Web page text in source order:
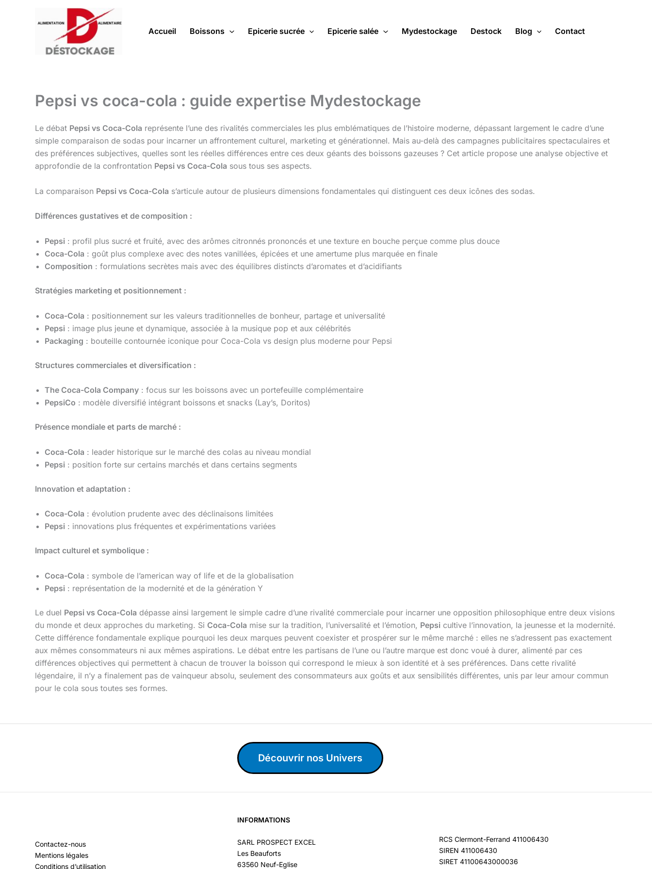
Accueil Boissons Epicerie sucrée Epicerie salée Mydestockage Destock Blog Contact
Pepsi vs coca-cola : guide expertise Mydestockage
Le débat Pepsi vs Coca-Cola représente l’une des rivalités commerciales les plus emblématiques de l’histoire moderne, dépassant largement le cadre d’une
simple comparaison de sodas pour incarner un affrontement culturel, marketing et générationnel. Mais au-delà des campagnes publicitaires spectaculaires et
des préférences subjectives, quelles sont les réelles différences entre ces deux géants des boissons gazeuses ? Cet article propose une analyse objective et
approfondie de la confrontation Pepsi vs Coca-Cola sous tous ses aspects.
La comparaison Pepsi vs Coca-Cola s’articule autour de plusieurs dimensions fondamentales qui distinguent ces deux icônes des sodas.
Différences gustatives et de composition :
Pepsi : profil plus sucré et fruité, avec des arômes citronnés prononcés et une texture en bouche perçue comme plus douce
Coca-Cola : goût plus complexe avec des notes vanillées, épicées et une amertume plus marquée en finale
Composition : formulations secrètes mais avec des équilibres distincts d’aromates et d’acidifiants
Stratégies marketing et positionnement :
Coca-Cola : positionnement sur les valeurs traditionnelles de bonheur, partage et universalité
Pepsi : image plus jeune et dynamique, associée à la musique pop et aux célébrités
Packaging : bouteille contournée iconique pour Coca-Cola vs design plus moderne pour Pepsi
Structures commerciales et diversification :
The Coca-Cola Company : focus sur les boissons avec un portefeuille complémentaire
PepsiCo : modèle diversifié intégrant boissons et snacks (Lay’s, Doritos)
Présence mondiale et parts de marché :
Coca-Cola : leader historique sur le marché des colas au niveau mondial
Pepsi : position forte sur certains marchés et dans certains segments
Innovation et adaptation :
Coca-Cola : évolution prudente avec des déclinaisons limitées
Pepsi : innovations plus fréquentes et expérimentations variées
Impact culturel et symbolique :
Coca-Cola : symbole de l’american way of life et de la globalisation
Pepsi : représentation de la modernité et de la génération Y
Le duel Pepsi vs Coca-Cola dépasse ainsi largement le simple cadre d’une rivalité commerciale pour incarner une opposition philosophique entre deux visions
du monde et deux approches du marketing. Si Coca-Cola mise sur la tradition, l’universalité et l’émotion, Pepsi cultive l’innovation, la jeunesse et la modernité.
Cette différence fondamentale explique pourquoi les deux marques peuvent coexister et prospérer sur le même marché : elles ne s’adressent pas exactement
aux mêmes consommateurs ni aux mêmes aspirations. Le débat entre les partisans de l’une ou l’autre marque est donc voué à durer, alimenté par ces
différences objectives qui permettent à chacun de trouver la boisson qui correspond le mieux à son identité et à ses préférences. Dans cette rivalité
légendaire, il n’y a finalement pas de vainqueur absolu, seulement des consommateurs aux goûts et aux sensibilités différentes, unis par leur amour commun
pour le cola sous toutes ses formes.
Découvrir nos Univers
Contactez-nous
Mentions légales
Conditions d’utilisation
INFORMATIONS
SARL PROSPECT EXCEL
Les Beauforts
63560 Neuf-Eglise
RCS Clermont-Ferrand 411006430
SIREN 411006430
SIRET 41100643000036